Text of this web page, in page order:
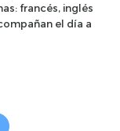
francés, inglés
el día a